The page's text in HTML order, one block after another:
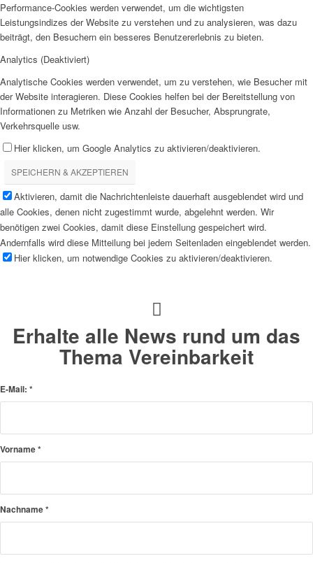
Performance-Cookies werden verwendet, um die wichtigsten
Leistungsindizes der Website zu verstehen und zu analysieren, was dazu
beiträgt, den Besuchern ein besseres Benutzererlebnis zu bieten.
Analytics (Deaktiviert)
Analytische Cookies werden verwendet, um zu verstehen, wie Besucher mit
der Website interagieren. Diese Cookies helfen bei der Bereitstellung von
Informationen zu Metriken wie Anzahl der Besucher, Absprungrate,
Verkehrsquelle usw.
Hier klicken, um Google Analytics zu aktivieren/deaktivieren.
SPEICHERN & AKZEPTIEREN
Aktivieren, damit die Nachrichtenleiste dauerhaft ausgeblendet wird und
alle Cookies, denen nicht zugestimmt wurde, abgelehnt werden. Wir
benötigen zwei Cookies, damit diese Einstellung gespeichert wird.
Andernfalls wird diese Mitteilung bei jedem Seitenladen eingeblendet werden.
Hier klicken, um notwendige Cookies zu aktivieren/deaktivieren.
Erhalte alle News rund um das
Thema Vereinbarkeit
E-Mail: *
Vorname*
Nachname*